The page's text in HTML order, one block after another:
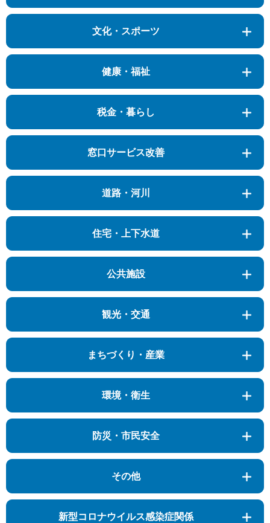
文化・スポーツ
健康・福祉
税金・暮らし
窓口サービス改善
道路・河川
住宅・上下水道
公共施設
観光・交通
まちづくり・産業
環境・衛生
防災・市民安全
その他
新型コロナウイルス感染症関係